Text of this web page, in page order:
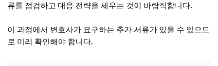
류를 점검하고 대응 전략을 세우는 것이 바람직합니다.
이 과정에서 변호사가 요구하는 추가 서류가 있을 수 있으므
로 미리 확인해야 합니다.